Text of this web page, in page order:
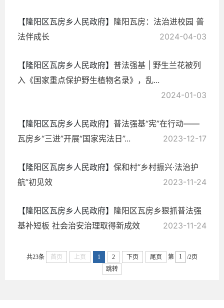
【隆阳区瓦房乡人民政府】 隆阳瓦房：法治进校园 普
法伴成长
2024-04-03
【隆阳区瓦房乡人民政府】 普法强基 | 野生兰花被列
入《国家重点保护野生植物名录》，乱...
2024-01-03
【隆阳区瓦房乡人民政府】 普法强基“宪”在行动——
瓦房乡“三进”开展“国家宪法日”...
2023-12-17
【隆阳区瓦房乡人民政府】 保和村“乡村振兴·法治护
航”初见效
2023-11-24
【隆阳区瓦房乡人民政府】 隆阳区瓦房乡狠抓普法强
基补短板 社会治安治理取得新成效
2023-11-24
共23条 首页 上页 1 2 下页 尾页 第
/2页
跳转